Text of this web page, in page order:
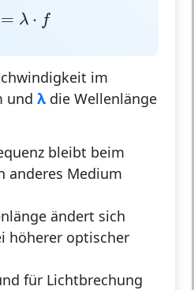
= λ ⋅ f
v= λ
im
und λ die Wellenlänge
bleibt beim
anderes Medium
ändert sich
höherer optischer
für Lichtbrechung